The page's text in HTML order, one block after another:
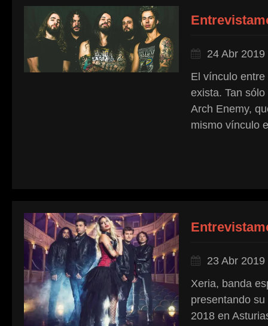
24 Abr 2019
El vínculo
exista. Tan
Arch Enemy,
mismo vínculo
23 Abr 2019
Xeria, banda
presentando
2018 en